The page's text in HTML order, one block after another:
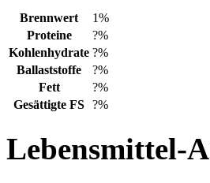
Brennwert
1%
Proteine
?%
Kohlenhydrate ?%
Ballaststoffe
?%
Fett
?%
Gesättigte FS ?%
Lebensmittel-